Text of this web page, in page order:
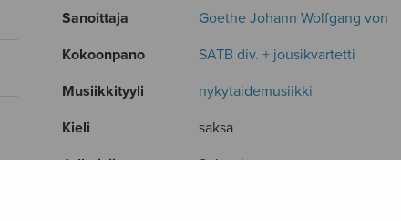
Sanoittaja
Goethe Johann Wolfgang von
Kokoonpano
SATB div. + jousikvartetti
Musiikkityyli
nykytaidemusiikki
Kieli
saksa
Julkaisija
Sulasol